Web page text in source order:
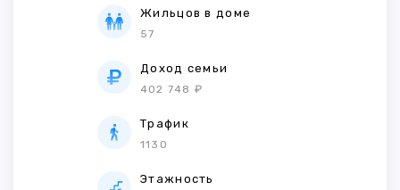
Жильцов в доме
57
Доход семьи
402 748 ₽
Трафик
1130
Этажность